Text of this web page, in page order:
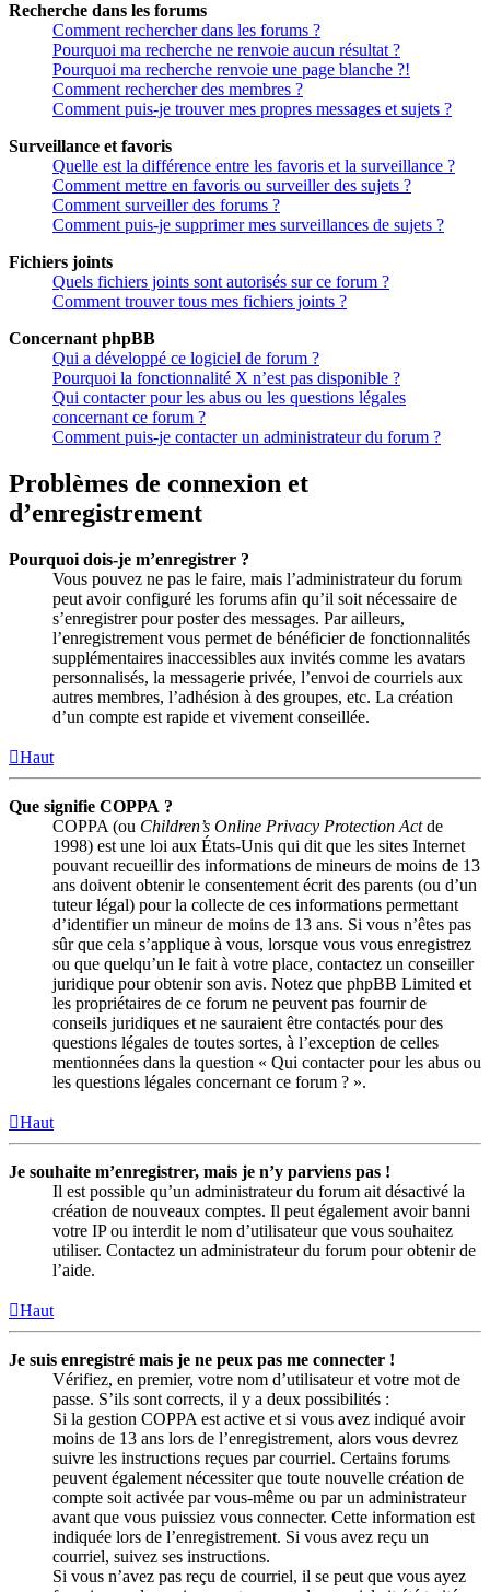
Recherche dans les forums
Comment rechercher dans les forums ?
Pourquoi ma recherche ne renvoie aucun résultat ?
Pourquoi ma recherche renvoie une page blanche ?!
Comment rechercher des membres ?
Comment puis-je trouver mes propres messages et sujets ?
Surveillance et favoris
Quelle est la différence entre les favoris et la surveillance ?
Comment mettre en favoris ou surveiller des sujets ?
Comment surveiller des forums ?
Comment puis-je supprimer mes surveillances de sujets ?
Fichiers joints
Quels fichiers joints sont autorisés sur ce forum ?
Comment trouver tous mes fichiers joints ?
Concernant phpBB
Qui a développé ce logiciel de forum ?
Pourquoi la fonctionnalité X n’est pas disponible ?
Qui contacter pour les abus ou les questions légales
concernant ce forum ?
Comment puis-je contacter un administrateur du forum ?
Problèmes de connexion et
d’enregistrement
Pourquoi dois-je m’enregistrer ?
Vous pouvez ne pas le faire, mais l’administrateur du forum
peut avoir configuré les forums afin qu’il soit nécessaire de
s’enregistrer pour poster des messages. Par ailleurs,
l’enregistrement vous permet de bénéficier de fonctionnalités
supplémentaires inaccessibles aux invités comme les avatars
personnalisés, la messagerie privée, l’envoi de courriels aux
autres membres, l’adhésion à des groupes, etc. La création
d’un compte est rapide et vivement conseillée.
Haut
Que signifie COPPA ?
COPPA (ou Children’s Online Privacy Protection Actde
1998) est une loi aux États-Unis qui dit que les sites Internet
pouvant recueillir des informations de mineurs de moins de 13
ans doivent obtenir le consentement écrit des parents (ou d’un
tuteur légal) pour la collecte de ces informations permettant
d’identifier un mineur de moins de 13 ans. Si vous n’êtes pas
sûr que cela s’applique à vous, lorsque vous vous enregistrez
ou que quelqu’un le fait à votre place, contactez un conseiller
juridique pour obtenir son avis. Notez que phpBB Limited et
les propriétaires de ce forum ne peuvent pas fournir de
conseils juridiques et ne sauraient être contactés pour des
questions légales de toutes sortes, à l’exception de celles
mentionnées dans la question « Qui contacter pour les abus ou
les questions légales concernant ce forum ? ».
Haut
Je souhaite m’enregistrer, mais je n’y parviens pas !
Il est possible qu’un administrateur du forum ait désactivé la
création de nouveaux comptes. Il peut également avoir banni
votre IP ou interdit le nom d’utilisateur que vous souhaitez
utiliser. Contactez un administrateur du forum pour obtenir de
l’aide.
Haut
Je suis enregistré mais je ne peux pas me connecter !
Vérifiez, en premier, votre nom d’utilisateur et votre mot de
passe. S’ils sont corrects, il y a deux possibilités :
Si la gestion COPPA est active et si vous avez indiqué avoir
moins de 13 ans lors de l’enregistrement, alors vous devrez
suivre les instructions reçues par courriel. Certains forums
peuvent également nécessiter que toute nouvelle création de
compte soit activée par vous-même ou par un administrateur
avant que vous puissiez vous connecter. Cette information est
indiquée lors de l’enregistrement. Si vous avez reçu un
courriel, suivez ses instructions.
Si vous n’avez pas reçu de courriel, il se peut que vous ayez